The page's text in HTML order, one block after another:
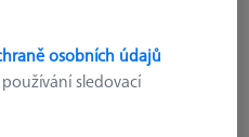
osobních údajů
sledovací